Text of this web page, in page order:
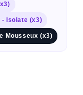
- Isolate (x3)
Mousseux (x3)